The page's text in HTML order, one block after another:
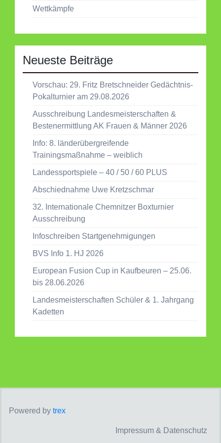
Wettkämpfe
Neueste Beiträge
Vorschau: 29. Fritz Bretschneider Gedächtnis-
Pokalturnier am 29.08.2026
Ausschreibung Landesmeisterschaften &
Bestenermittlung AK Frauen & Männer 2026
Info: 8. länderübergreifende
Trainingsmaßnahme – weiblich
Landessportspiele – 40 / 50 / 60 PLUS
Abschiednahme Uwe Kretzschmar
32. Internationale Chemnitzer Boxturnier
Ausschreibung
Infoschreiben Startgenehmigungen
BVS Info 1. HJ 2026
European Fusion Cup in Kaufbeuren – 25.06.
bis 28.06.2026
Landesmeisterschaften Schüler & 1. Jahrgang
Kadetten
Powered by trex
Impressum & Datenschutz